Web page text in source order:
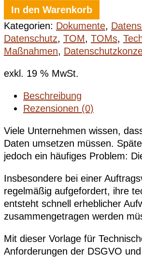
In den Warenkorb
Kategorien: Dokumente,
Datenschutz, TOM, TOMs,
Maßnahmen,
exkl. 19 % MwSt.
Beschreibung
Rezensionen (0)
Viele Unternehmen wissen,
Daten umsetzen müssen.
jedoch ein häufiges Problem:
Insbesondere bei einer
regelmäßig aufgefordert, ihre
entsteht schnell erheblicher
zusammengetragen werden
Mit dieser Vorlage für
Anforderungen der DSGVO